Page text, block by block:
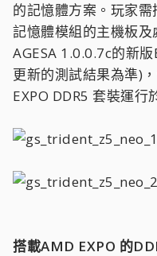
的記憶體方案。玩家
記憶體模組的主機板
AGESA 1.0.0.7c的新
更新的測試結果為準)
EXPO DDR5 套裝運行
搭載AMD EXPO 的